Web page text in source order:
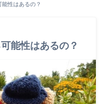
性はあるの？
能性はあるの？